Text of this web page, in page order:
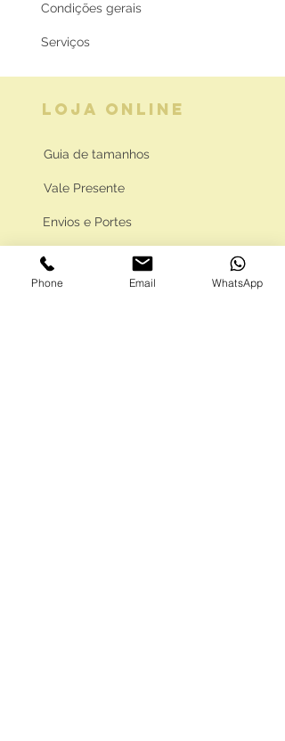
Condições gerais
Serviços
LOJA ONLINE
Guia de tamanhos
Vale Presente
Envios e Portes
Marcas legais
Programa Fidelidade
Phone Email WhatsApp